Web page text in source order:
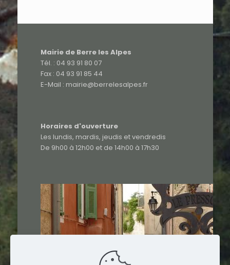
Mairie de Berre les Alpes
Tél. : 04 93 91 80 07
Fax : 04 93 91 85 44
E-Mail : mairie@berrelesalpes.fr
Horaires d'ouverture
Les lundis, mardis, jeudis et vendredis
De 9h00 à 12h00 et de 14h00 à 17h30